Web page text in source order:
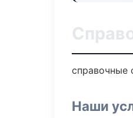
справочные
Наши